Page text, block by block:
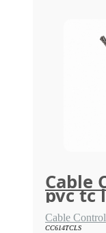
Cable
pvc tc
Cable Control
CC614TCLS